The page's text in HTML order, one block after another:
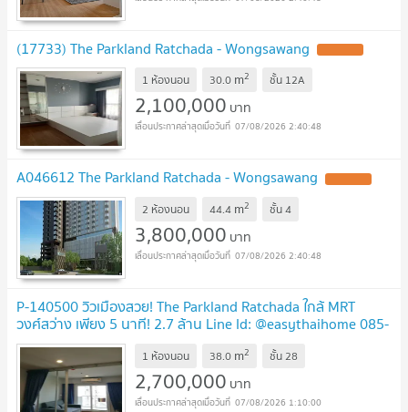
(17733) The Parkland Ratchada - Wongsawang
1 ห้องนอน 30.0 m2 ชั้น 12A
2,100,000 บาท
07/08/2026 2:40:48
A046612 The Parkland Ratchada - Wongsawang
2 ห้องนอน 44.4 m2 ชั้น4
3,800,000 บาท
07/08/2026 2:40:48
P-140500 วิวเมืองสวย! The Parkland Ratchada ใกล้ MRT
วงศ์สว่าง เพียง 5 นาที! 2.7 ล้าน Line Id: @easythaihome 085-
592-2897 UPDATE !
1 ห้องนอน 38.0 m2 ชั้น28
2,700,000 บาท
07/08/2026 1:10:00